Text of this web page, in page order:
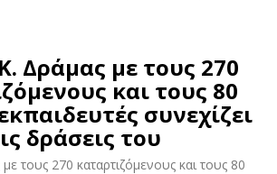
Δράμας με τους 270
και τους 80
συνεχίζει
δράσεις του
τους 270 καταρτιζόμενους και τους 80